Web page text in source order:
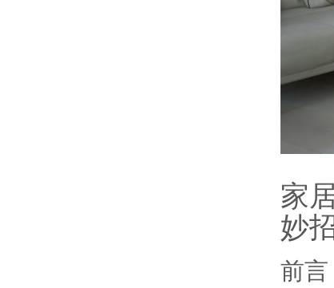
家
妙
前言